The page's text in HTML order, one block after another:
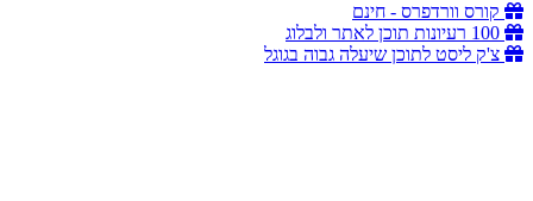
קורס וורדפרס - חינם
100 רעיונות תוכן לאתר ולבלוג
צ'ק ליסט לתוכן שיעלה גבוה בגוגל